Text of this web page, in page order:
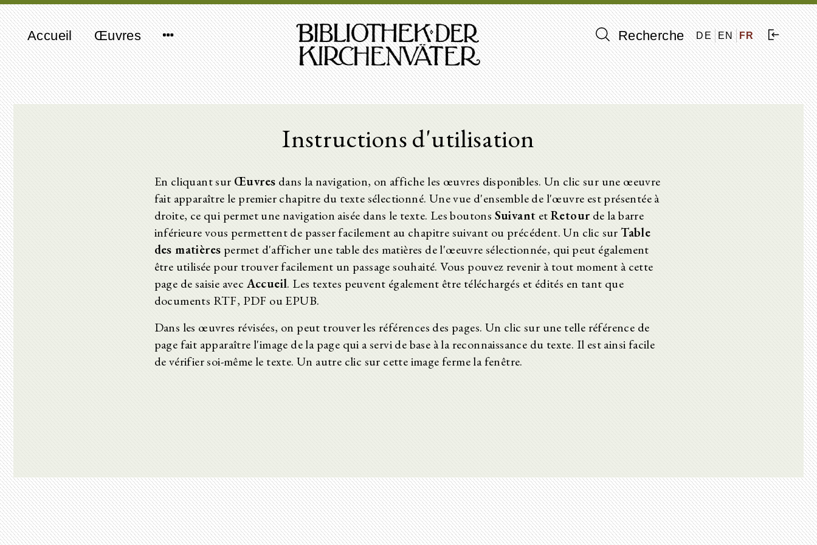
Accueil Œuvres Recherche DE EN FR
Instructions d'utilisation
En cliquant sur Œuvres dans la navigation, on affiche les œuvres disponibles. Un clic sur une œeuvre
fait apparaître le premier chapitre du texte sélectionné. Une vue d'ensemble de l'œuvre est présentée à
droite, ce qui permet une navigation aisée dans le texte. Les boutons Suivant etRetour de la barre
inférieure vous permettent de passer facilement au chapitre suivant ou précédent. Un clic surTable
des matières permet d'afficher une table des matières de l'œeuvre sélectionnée, qui peut également
être utilisée pour trouver facilement un passage souhaité. Vous pouvez revenir à tout moment à cette
page de saisie avec Accueil. Les textes peuvent également être téléchargés et édités en tant que
documents RTF, PDF ou EPUB.
Dans les œuvres révisées, on peut trouver les références des pages. Un clic sur une telle référence de
page fait apparaître l'image de la page qui a servi de base à la reconnaissance du texte. Il est ainsi facile
de vérifier soi-même le texte. Un autre clic sur cette image ferme la fenêtre.